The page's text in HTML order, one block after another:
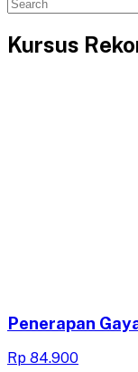
Kursus
Penerapan
Rp 84.900